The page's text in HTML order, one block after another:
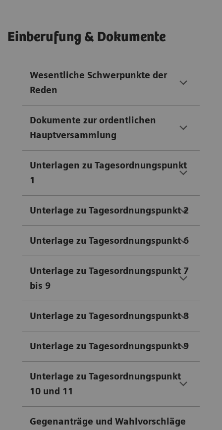
Einberufung & Dokumente
Wesentliche Schwerpunkte der
Reden
Dokumente zur ordentlichen
Hauptversammlung
Unterlagen zu Tagesordnungspunkt
1
Unterlage zu Tagesordnungspunkt 2
Unterlage zu Tagesordnungspunkt 6
Unterlage zu Tagesordnungspunkt 7
bis 9
Unterlage zu Tagesordnungspunkt 8
Unterlage zu Tagesordnungspunkt 9
Unterlage zu Tagesordnungspunkt
10 und 11
Gegenanträge und Wahlvorschläge